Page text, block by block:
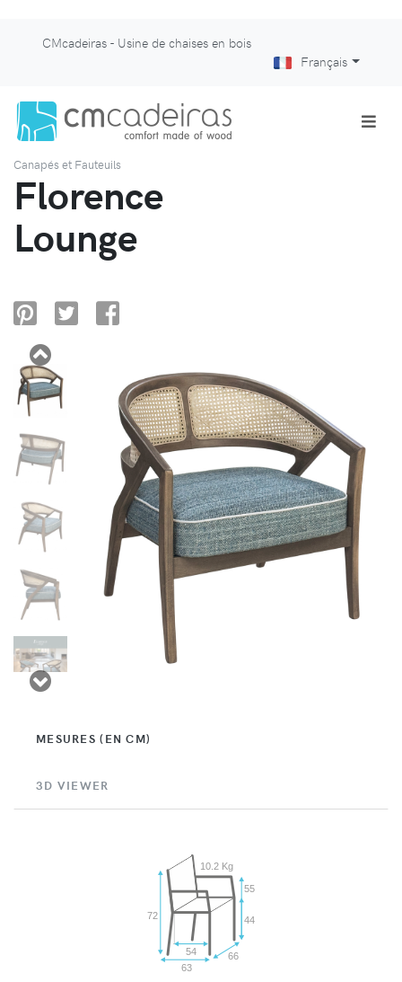
CMcadeiras - Usine de chaises en bois
Français
Canapés et Fauteuils
Florence
Lounge
MESURES (EN CM)
3D VIEWER
72
54
63
66
44
55
10.2 Kg